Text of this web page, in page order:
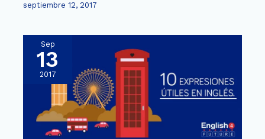
septiembre 12, 2017
Sep
13
2017